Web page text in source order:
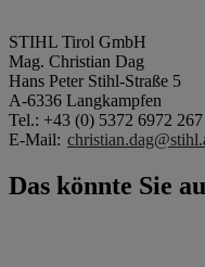
STIHL Tirol GmbH
Mag. Christian Dag
Hans Peter Stihl-Straße 5
A-6336 Langkampfen
Tel.: +43 (0) 5372 6972 267
E-Mail:
Das könnte Sie